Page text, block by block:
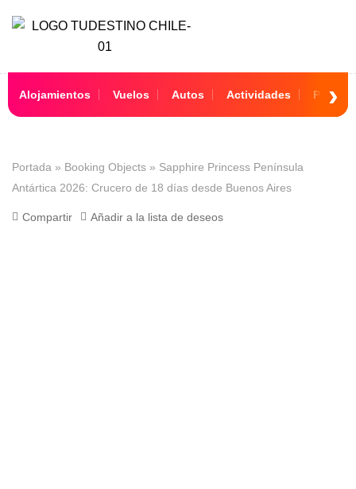
Alojamientos Vuelos Autos Actividades
Portada » Booking Objects » Sapphire Princess Península
Antártica 2026: Crucero de 18 días desde Buenos Aires
Compartir Añadir a la lista de deseos